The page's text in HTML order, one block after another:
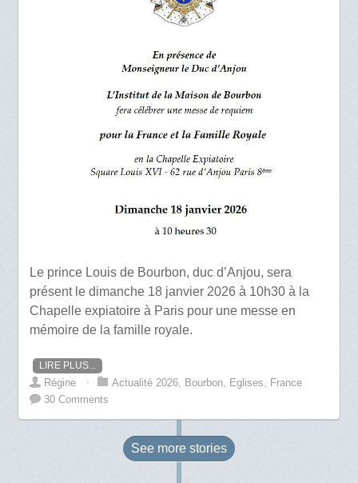
Le prince Louis de Bourbon, duc d’Anjou, sera
présent le dimanche 18 janvier 2026 à 10h30 à la
Chapelle expiatoire à Paris pour une messe en
mémoire de la famille royale.
LIRE PLUS...
Régine ⋅ Actualité 2026, Bourbon, Eglises, France
30 Comments
See more stories